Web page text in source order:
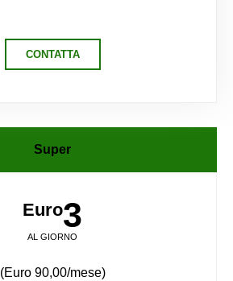
CONTATTA
Super
Euro3
AL GIORNO
(Euro 90,00/mese)